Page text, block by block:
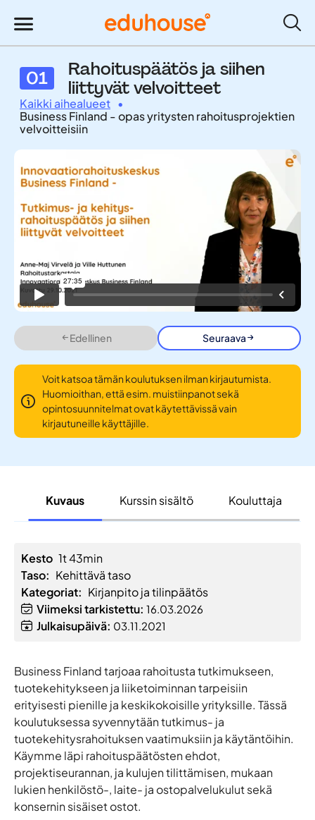
01
Rahoituspäätös ja siihen
liittyvät velvoitteet
Kaikki aihealueet •
Business Finland - opas yritysten rahoitusprojektien
velvoitteisiin
Edellinen Seuraava
Voit katsoa tämän koulutuksen ilman kirjautumista.
Huomioithan, että esim. muistiinpanot sekä
opintosuunnitelmat ovat käytettävissä vain
kirjautuneille käyttäjille.
Kuvaus Kurssin sisältö Kouluttaja
Kesto 1t 43min
Taso: Kehittävä taso
Kategoriat: Kirjanpito ja tilinpäätös
Viimeksi tarkistettu: 16.03.2026
Julkaisupäivä: 03.11.2021
Business Finland tarjoaa rahoitusta tutkimukseen,
tuotekehitykseen ja liiketoiminnan tarpeisiin
erityisesti pienille ja keskikokoisille yrityksille. Tässä
koulutuksessa syvennytään tutkimus- ja
tuotekehitysrahoituksen vaatimuksiin ja käytäntöihin.
Käymme läpi rahoituspäätösten ehdot,
projektiseurannan, ja kulujen tilittämisen, mukaan
lukien henkilöstö-, laite- ja ostopalvelukulut sekä
konsernin sisäiset ostot.